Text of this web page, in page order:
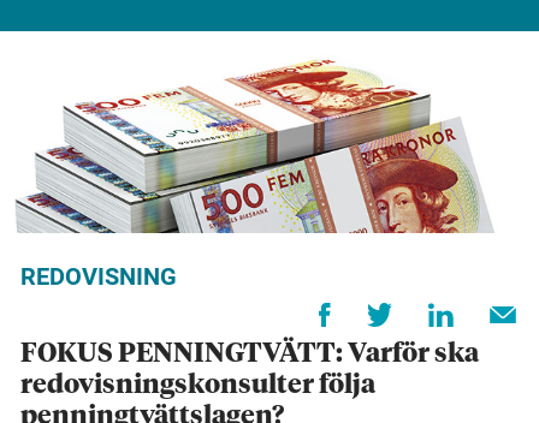
REDOVISNING
FOKUS PENNINGTVÄTT: Varför ska
redovisningskonsulter följa
penningtvättslagen?